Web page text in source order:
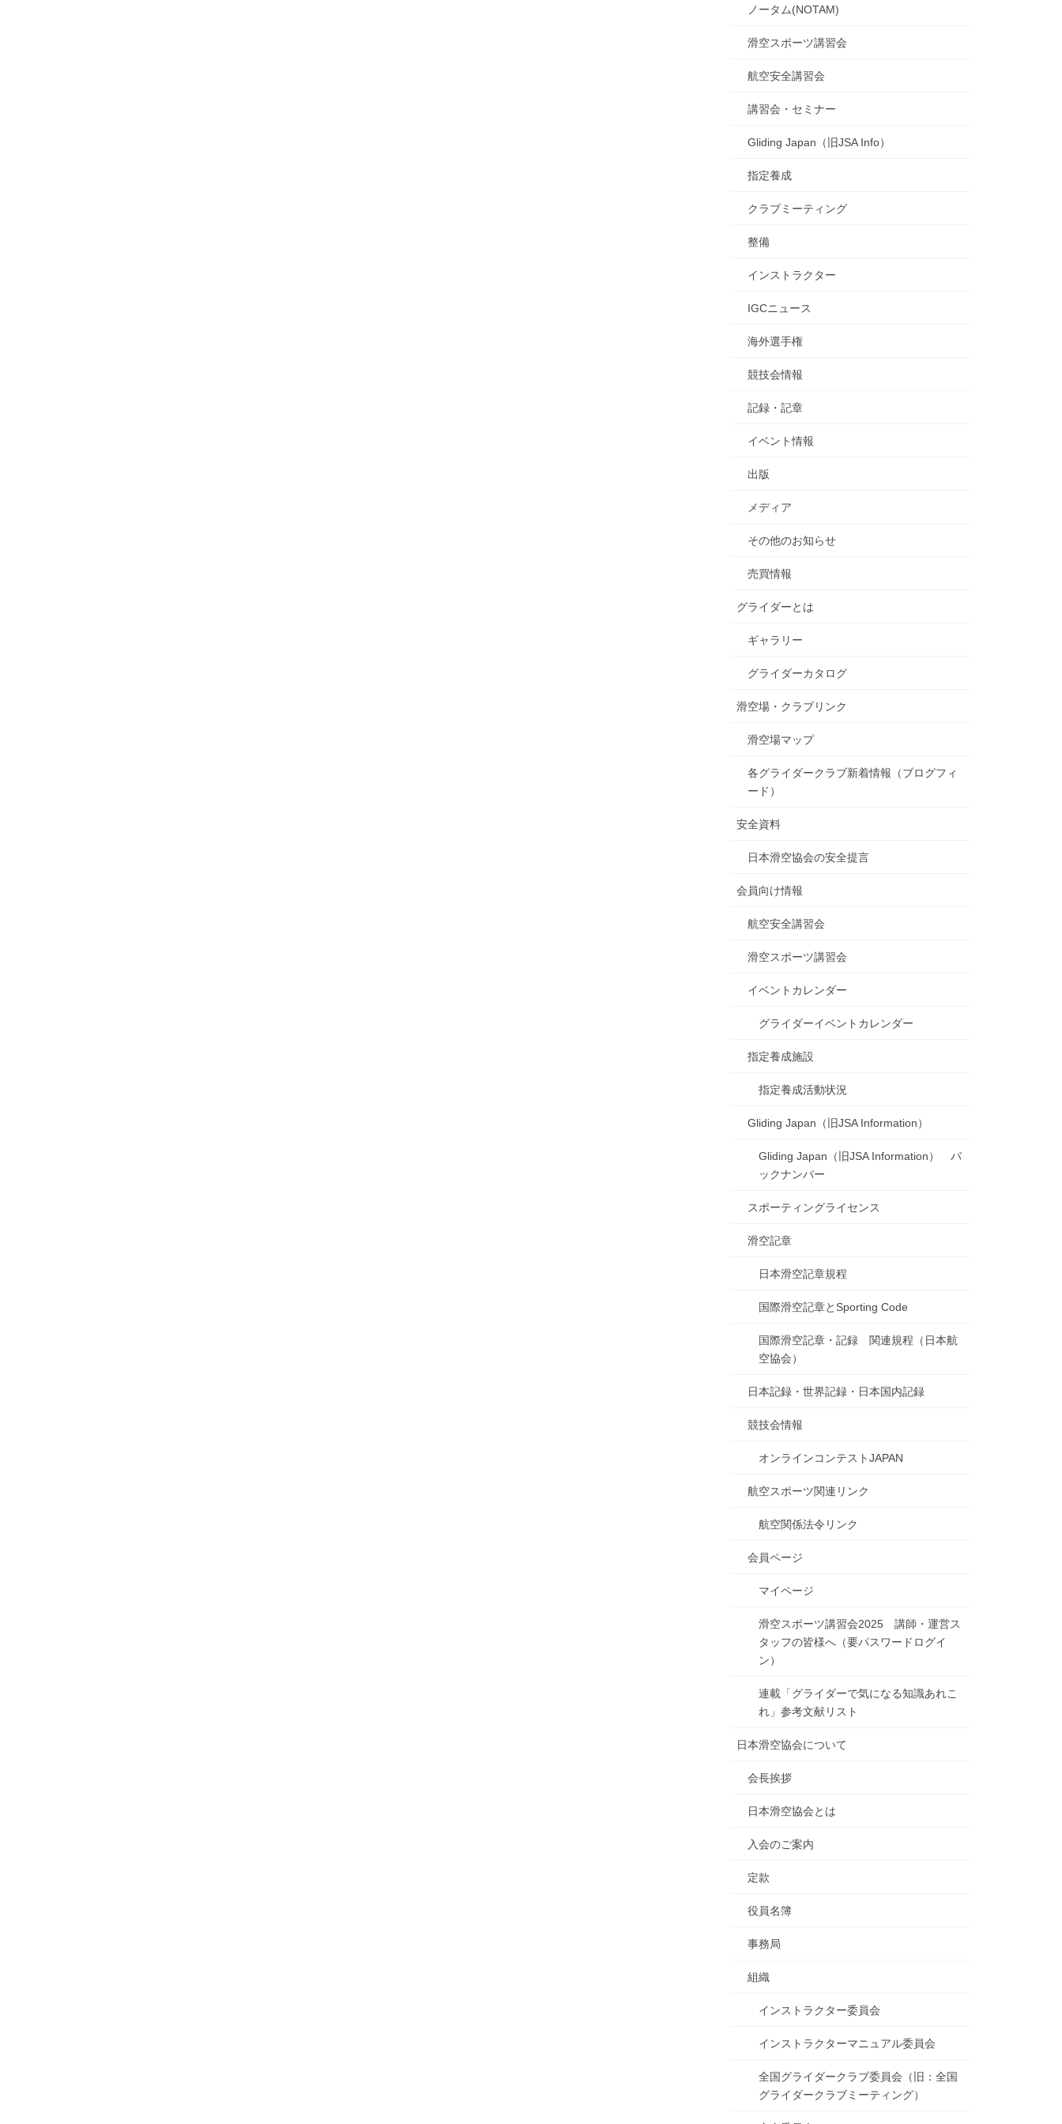
ノータム(NOTAM)
滑空スポーツ講習会
航空安全講習会
講習会・セミナー
Gliding Japan（旧JSA Info）
指定養成
クラブミーティング
整備
インストラクター
IGCニュース
海外選手権
競技会情報
記録・記章
イベント情報
出版
メディア
その他のお知らせ
売買情報
グライダーとは
ギャラリー
グライダーカタログ
滑空場・クラブリンク
滑空場マップ
各グライダークラブ新着情報（ブログフィ
ード）
安全資料
日本滑空協会の安全提言
会員向け情報
航空安全講習会
滑空スポーツ講習会
イベントカレンダー
グライダーイベントカレンダー
指定養成施設
指定養成活動状況
Gliding Japan（旧JSA Information）
Gliding Japan（旧JSA Information） バ
ックナンバー
スポーティングライセンス
滑空記章
日本滑空記章規程
国際滑空記章とSporting Code
国際滑空記章・記録 関連規程（日本航
空協会）
日本記録・世界記録・日本国内記録
競技会情報
オンラインコンテストJAPAN
航空スポーツ関連リンク
航空関係法令リンク
会員ページ
マイページ
滑空スポーツ講習会2025 講師・運営ス
タッフの皆様へ（要パスワードログイ
ン）
連載「グライダーで気になる知識あれこ
れ」参考文献リスト
日本滑空協会について
会長挨拶
日本滑空協会とは
入会のご案内
定款
役員名簿
事務局
組織
インストラクター委員会
インストラクターマニュアル委員会
全国グライダークラブ委員会（旧：全国
グライダークラブミーティング）